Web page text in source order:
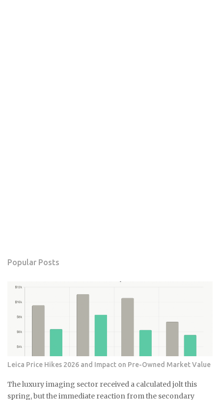
Popular Posts
Leica Price Hikes 2026 and Impact on Pre-Owned Market Value
The luxury imaging sector received a calculated jolt this
spring, but the immediate reaction from the secondary